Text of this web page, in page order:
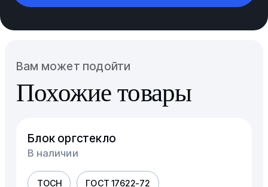
Вам может подойти
Похожие товары
Блок оргстекло
В наличии
ТОСН ГОСТ 17622-72